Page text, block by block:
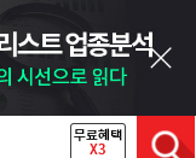
닫기